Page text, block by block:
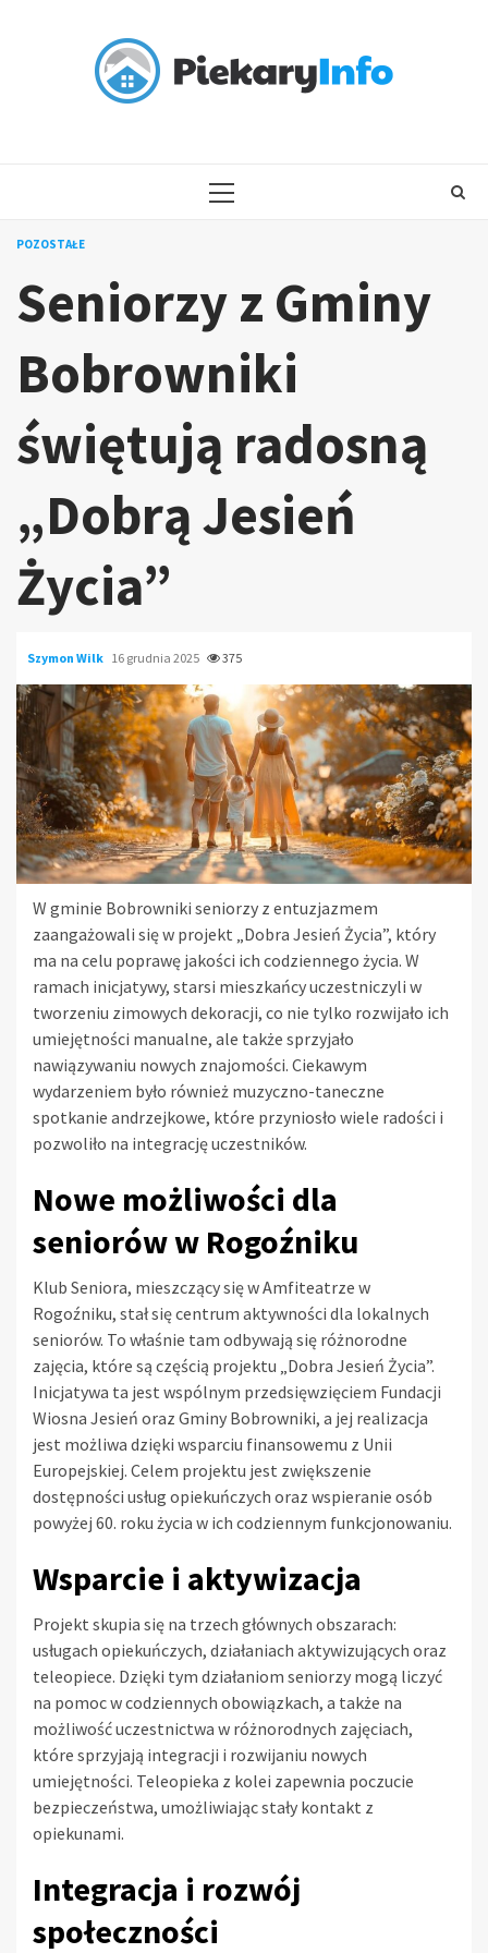
PRIMARY
POZOSTAŁE
Seniorzy z Gminy
Bobrowniki
świętują radosną
„Dobrą Jesień
Życia”
Szymon Wilk 16 grudnia 2025 375
W gminie Bobrowniki seniorzy z entuzjazmem
zaangażowali się w projekt „Dobra Jesień Życia”, który
ma na celu poprawę jakości ich codziennego życia. W
ramach inicjatywy, starsi mieszkańcy uczestniczyli w
tworzeniu zimowych dekoracji, co nie tylko rozwijało ich
umiejętności manualne, ale także sprzyjało
nawiązywaniu nowych znajomości. Ciekawym
wydarzeniem było również muzyczno-taneczne
spotkanie andrzejkowe, które przyniosło wiele radości i
pozwoliło na integrację uczestników.
Nowe możliwości dla
seniorów w Rogoźniku
Klub Seniora, mieszczący się w Amfiteatrze w
Rogoźniku, stał się centrum aktywności dla lokalnych
seniorów. To właśnie tam odbywają się różnorodne
zajęcia, które są częścią projektu „Dobra Jesień Życia”.
Inicjatywa ta jest wspólnym przedsięwzięciem Fundacji
Wiosna Jesień oraz Gminy Bobrowniki, a jej realizacja
jest możliwa dzięki wsparciu finansowemu z Unii
Europejskiej. Celem projektu jest zwiększenie
dostępności usług opiekuńczych oraz wspieranie osób
powyżej 60. roku życia w ich codziennym funkcjonowaniu.
Wsparcie i aktywizacja
Projekt skupia się na trzech głównych obszarach:
usługach opiekuńczych, działaniach aktywizujących oraz
teleopiece. Dzięki tym działaniom seniorzy mogą liczyć
na pomoc w codziennych obowiązkach, a także na
możliwość uczestnictwa w różnorodnych zajęciach,
które sprzyjają integracji i rozwijaniu nowych
umiejętności. Teleopieka z kolei zapewnia poczucie
bezpieczeństwa, umożliwiając stały kontakt z
opiekunami.
Integracja i rozwój
społeczności